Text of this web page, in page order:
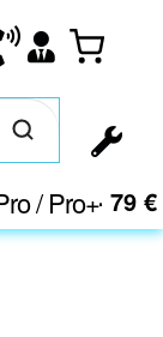
/ Pro+
59€ - 79 €